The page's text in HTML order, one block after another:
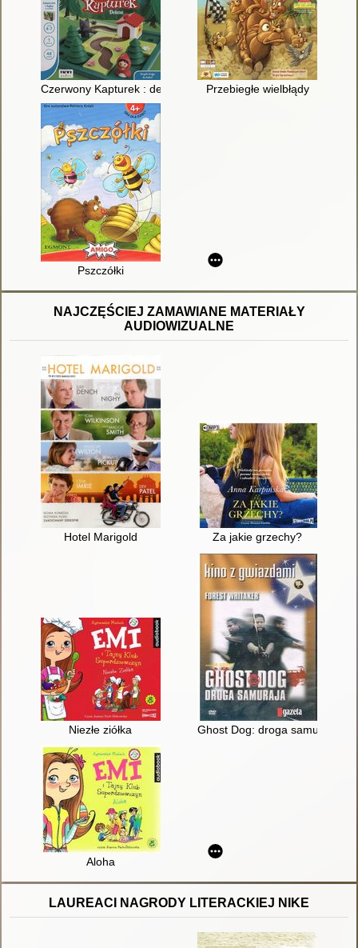
Czerwony Kapturek : deluxe Przebiegłe wielbłądy
Pszczółki
NAJCZĘŚCIEJ ZAMAWIANE MATERIAŁY
AUDIOWIZUALNE
Hotel Marigold Za jakie grzechy?
Niezłe ziółka Ghost Dog: droga samuraja
Aloha
LAUREACI NAGRODY LITERACKIEJ NIKE